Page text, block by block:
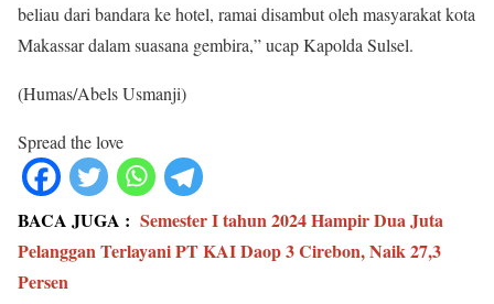
beliau dari bandara ke hotel, ramai disambut oleh masyarakat kota
Makassar dalam suasana gembira,” ucap Kapolda Sulsel.
(Humas/Abels Usmanji)
Spread the love
BACA JUGA : Semester I tahun 2024 Hampir Dua Juta
Pelanggan Terlayani PT KAI Daop 3 Cirebon, Naik 27,3
Persen